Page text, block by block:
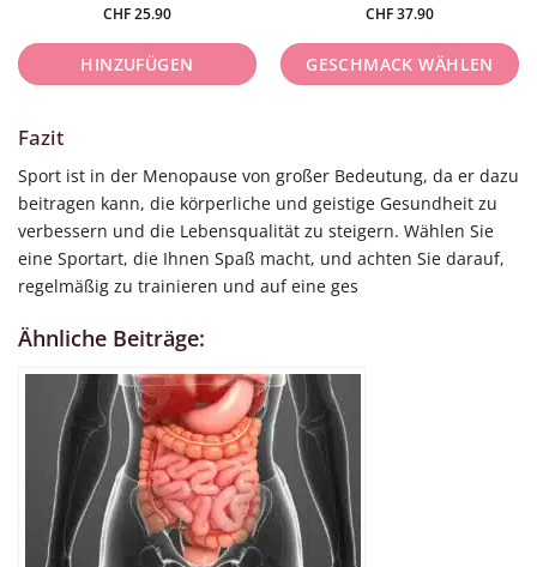
CHF25.90
HINZUFÜGEN
CHF37.90
GESCHMACK WÄHLEN
weist
mehrere
Varianten
auf.
Die
der
Produktseite
gewählt
werden
Fazit
Sport ist in der Menopause von großer Bedeutung, da er dazu
beitragen kann, die körperliche und geistige Gesundheit zu
verbessern und die Lebensqualität zu steigern. Wählen Sie
eine Sportart, die Ihnen Spaß macht, und achten Sie darauf,
regelmäßig zu trainieren und auf eine ges
Ähnliche Beiträge: